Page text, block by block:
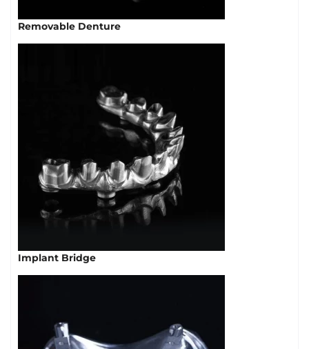
Removable Denture
Implant Bridge